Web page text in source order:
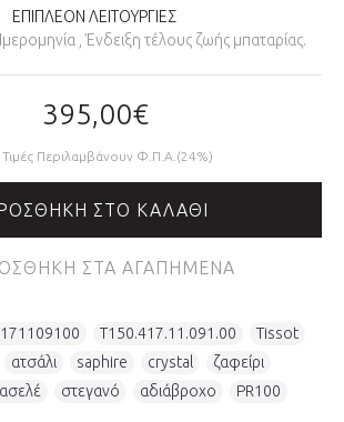
ΕΠΙΠΛΕΟΝ ΛΕΙΤΟΥΡΓΙΕΣ
, Ένδειξη τέλους ζωής μπαταρίας.
395,00€
Τιμές Περιλαμβάνουν Φ.Π.Α.(24%)
ΣΤΟ ΚΑΛΆΘΙ
ΣΤΑ ΑΓΑΠΗΜΈΝΑ
T150.417.11.091.00 Tissot
ατσάλι saphire crystal ζαφείρι
στεγανό αδιάβροχο PR100